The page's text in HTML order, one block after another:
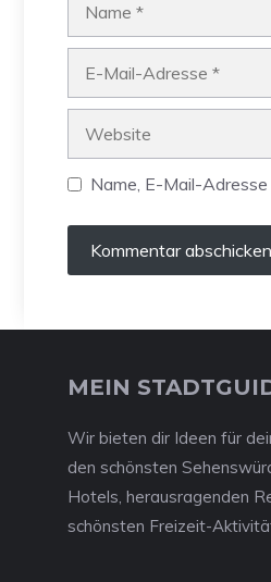
Name, E-Mail-
MEIN
Wir bieten dir Ideen für
den schönsten
Hotels, herausragenden
schönsten Freizeit-